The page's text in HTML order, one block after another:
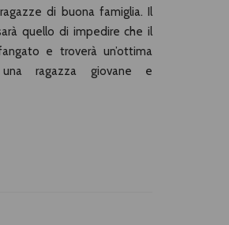
di buona famiglia. Il
quello di impedire che il
e troverà un’ottima
ragazza giovane e